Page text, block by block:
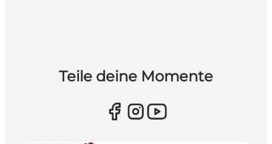
Teile deine Momente